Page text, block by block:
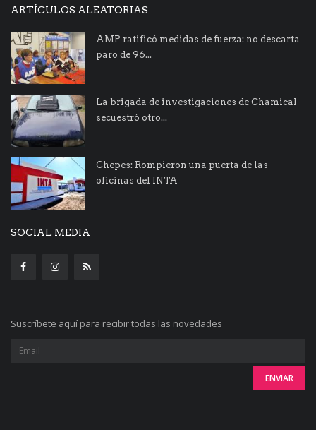
ARTÍCULOS ALEATORIAS
AMP ratificó medidas de fuerza: no descarta
paro de 96...
La brigada de investigaciones de Chamical
secuestró otro...
Chepes: Rompieron una puerta de las
oficinas del INTA
SOCIAL MEDIA
Suscríbete aquí para recibir todas las novedades